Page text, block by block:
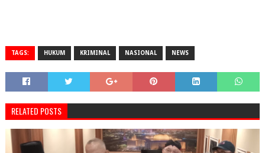
TAGS: HUKUM KRIMINAL NASIONAL NEWS
RELATED POSTS